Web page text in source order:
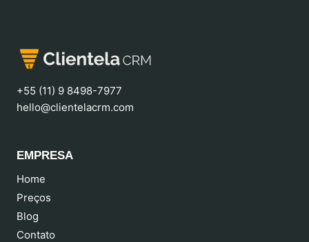
+55 (11) 9 8498-7977
hello@clientelacrm.com
EMPRESA
Home
Preços
Blog
Contato